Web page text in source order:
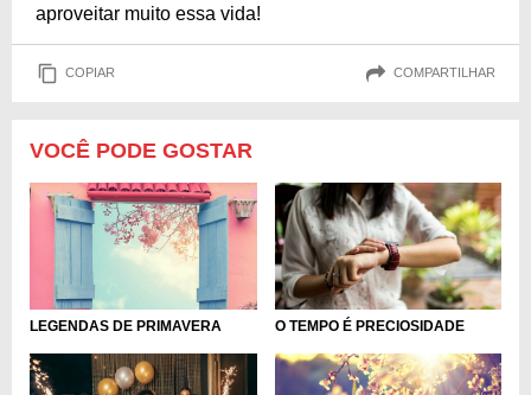
aproveitar muito essa vida!
COPIAR COMPARTILHAR
VOCÊ PODE GOSTAR
LEGENDAS DE PRIMAVERA O TEMPO É PRECIOSIDADE